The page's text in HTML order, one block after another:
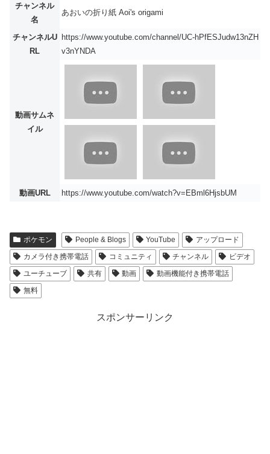
チャンネル
名
あおいの折り紙 Aoi's origami
チャンネルU
RL
https://www.youtube.com/channel/UC-hPfESJudw13nZH
v3nYNDA
動画サムネ
イル
動画URL https://www.youtube.com/watch?v=EBml6HjsbUM
ポケモン People & Blogs YouTube
アップロード
カメラ付き携帯電話
コミュニティ チャンネル
ビデオ
ユーチューブ
共有 動画
動画機能付き携帯電話
無料
スポンサーリンク